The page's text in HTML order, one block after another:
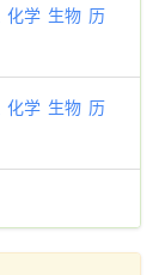
化学 生物 历
化学 生物 历